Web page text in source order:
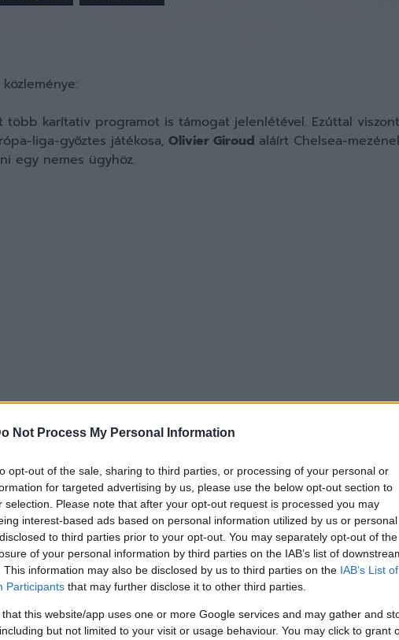
Not Process My Personal Information
opt-out of the sale, sharing to third parties, or processing of your personal or
for targeted advertising by us, please use the below opt-out section to
selection. Please note that after your opt-out request is processed you may
interest-based ads based on personal information utilized by us or personal
to third parties prior to your opt-out. You may separately opt-out of the
of your personal information by third parties on the IAB’s list of
This information may also be disclosed by us to third parties on the IAB’s List of
Participants that may further disclose it to other third parties.
that this website/app uses one or more Google services and may gather and
but not limited to your visit or usage behaviour. You may click to grant
több karítativ programot is támogat jelenlétével. Ezúttal
liga-győztes játékosa, Olivier Giroud aláírt Chelsea-
egy nemes ügyhöz.